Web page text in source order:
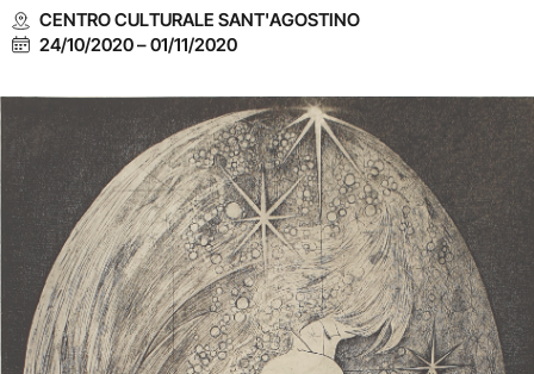
CENTRO CULTURALE SANT'AGOSTINO
24/10/2020–01/11/2020